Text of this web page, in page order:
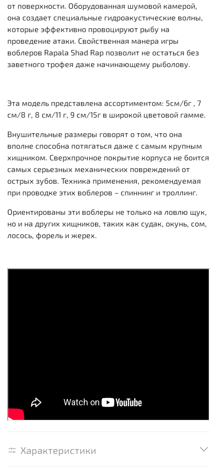
от поверхности. Оборудованная шумовой камерой,
она создает специальные гидроакустические волны,
которые эффективно провоцируют рыбу на
проведение атаки. Свойственная манера игры
воблеров Rapala Shad Rap позволит не остаться без
заветного трофея даже начинающему рыболову.
Эта модель представлена ассортиментом: 5см/6г , 7
см/8 г, 8 см/11 г, 9 см/15г в широкой цветовой гамме.
Внушительные размеры говорят о том, что она
вполне способна потягаться даже с самым крупным
хищником. Сверхпрочное покрытие корпуса не боится
самых серьезных механических повреждений от
острых зубов. Техника применения, рекомендуемая
при проводке этих воблеров – спиннинг и троллинг.
Ориентированы эти воблеры не только на ловлю щук,
но и на других хищников, таких как судак, окунь, сом,
лосось, форель и жерех.
Характеристики